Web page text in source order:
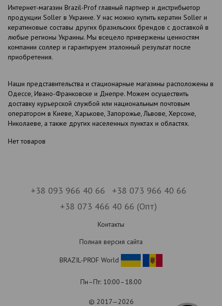
Интернет-магазин Brazil-Prof главный партнер и дистрибьютор
продукции Soller в Украине. У нас можно купить кератин Soller и
кератиновые составы других бразильских брендов с доставкой в
любые регионы Украины. Мы всецело привержены ценностям
компании соллер и гарантируем эталонный результат после
приобретения.
Наши представительства и стационарные магазины расположены в
Одессе, Ивано-Франковске и Днепре. Можем осуществить
доставку курьерской службой или национальным почтовым
оператором в Киеве, Харькове, Запорожье, Львове, Херсоне,
Николаеве, а также других населенных пунктах и областях.
Нет товаров
+38 093 966 40 66
+38 073 966 40 66
+38 073 466 40 66 (Опт)
Контакты
Полная версия сайта
BRAZIL-PROF World
Пн–Пт: 10:00–18:00
© 2017—2026